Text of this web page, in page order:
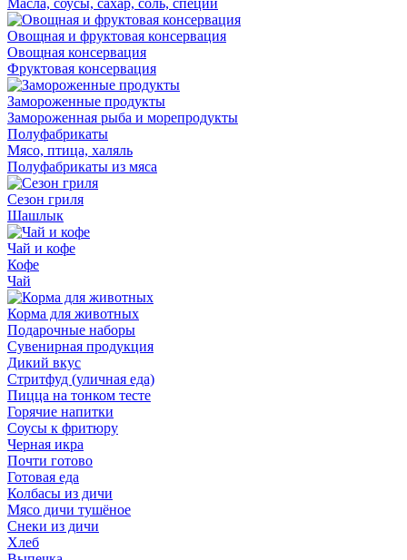
Масла, соусы, сахар, соль, специи
Овощная и фруктовая консервация
Овощная консервация
Фруктовая консервация
Замороженные продукты
Замороженная рыба и морепродукты
Полуфабрикаты
Мясо, птица, халяль
Полуфабрикаты из мяса
Сезон гриля
Шашлык
Чай и кофе
Кофе
Чай
Корма для животных
Подарочные наборы
Сувенирная продукция
Дикий вкус
Стритфуд (уличная еда)
Пицца на тонком тесте
Горячие напитки
Соусы к фритюру
Черная икра
Почти готово
Готовая еда
Колбасы из дичи
Мясо дичи тушёное
Снеки из дичи
Хлеб